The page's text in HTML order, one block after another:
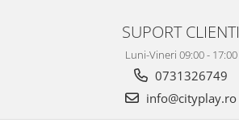
SUPORT CLIENTI
Luni-Vineri 09:00 - 17:00
0731326749
info@cityplay.ro